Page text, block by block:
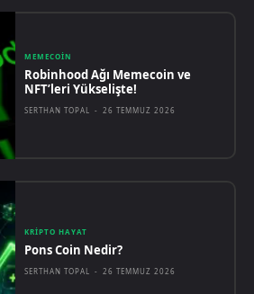
MEMECOIN
Robinhood Ağı Memecoin ve
NFT’leri Yükselişte!
SERTHAN TOPAL - 26 TEMMUZ 2026
KRIPTO HAYAT
Pons Coin Nedir?
SERTHAN TOPAL - 26 TEMMUZ 2026